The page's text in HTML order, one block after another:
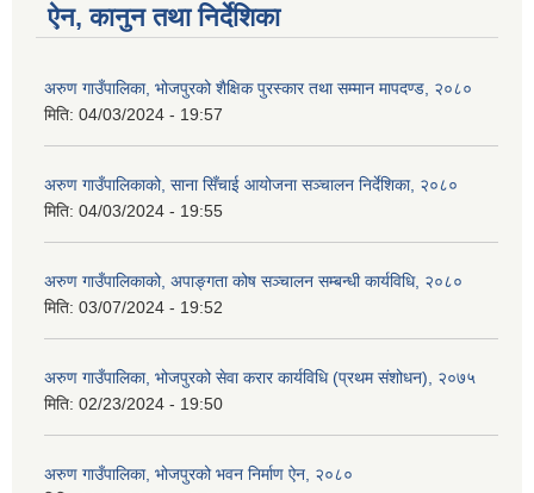
ऐन, कानुन तथा निर्देशिका
अरुण गाउँपालिका, भोजपुरको शैक्षिक पुरस्कार तथा सम्मान मापदण्ड, २०८०
मिति: 04/03/2024 - 19:57
अरुण गाउँपालिकाको, साना सिँचाई आयोजना सञ्‍चालन निर्देशिका, २०८०
मिति: 04/03/2024 - 19:55
अरुण गाउँपालिकाको, अपाङ्गता कोष सञ्‍चालन सम्बन्धी कार्यविधि, २०८०
मिति: 03/07/2024 - 19:52
अरुण गाउँपालिका, भोजपुरको सेवा करार कार्यविधि (प्रथम संशोधन), २०७५
मिति: 02/23/2024 - 19:50
अरुण गाउँपालिका, भोजपुरको भवन निर्माण ऐन, २०८०